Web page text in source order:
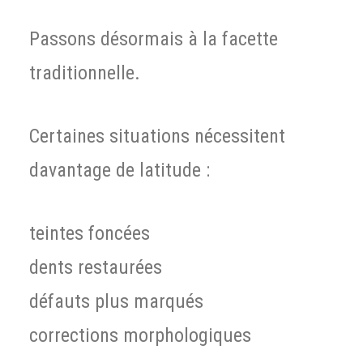
Passons désormais à la facette
traditionnelle.
Certaines situations nécessitent
davantage de latitude :
teintes foncées
dents restaurées
défauts plus marqués
corrections morphologiques